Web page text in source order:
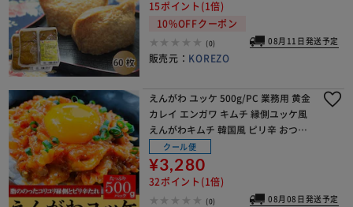
15ポイント(1倍)
10%OFFクーポン
(0) 08月11日発送予定
販売元： KOREZO
えんがわ ユッケ 500g/PC 業務用 黄金
カレイ エンガワ キムチ 縁側ユッケ風
えんがわキムチ 韓国風 ピリ辛 おつま
み ユッケ丼 寿司 海鮮丼【代引き不
可】
クール便
¥3,280
32ポイント(1倍)
(0) 08月08日発送予定